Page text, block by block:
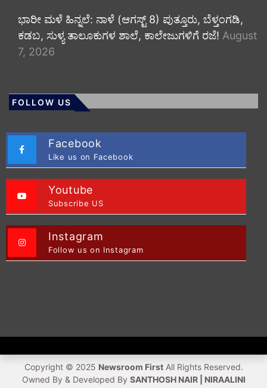
​ಭಾರೀ ಮಳೆ ಹಿನ್ನಲೆ: ನಾಳೆ (ಆಗಸ್ಟ್ 8) ಪುತ್ತೂರು, ಬೆಳ್ತಂಗಡಿ,
ಕಡಬ, ಸುಳ್ಯ ತಾಲೂಕುಗಳ ಶಾಲೆ, ಕಾಲೇಜುಗಳಿಗೆ ರಜೆ! August
7, 2026
FOLLOW US
Facebook
Like us on Facebook
Youtube
Subscribe US
Instagram
Follow us on Instagram
Copyright © 2025 Newsroom FirstAll Rights Reserved.
Owned By & Developed By SANTHOSH NAIR | NIRAALINI